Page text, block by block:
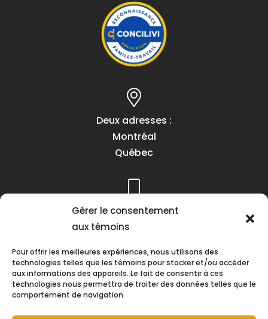
Gérer le consentement
aux témoins
Pour offrir les meilleures expériences, nous utilisons des
technologies telles que les témoins pour stocker et/ou accéder
aux informations des appareils. Le fait de consentir à ces
technologies nous permettra de traiter des données telles que le
comportement de navigation.
Deux adresses :
Montréal
Québec
Téléphone :
(418) 622-1001
Heures d’ouverture :